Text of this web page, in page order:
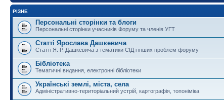
РІЗНЕ
Персональні сторінки та блоги
Персональні сторінки учасників Форуму та членів УГТ
Статті Ярослава Дашкевича
Статті Я. Р. Дашкевича з тематики СІД і інших проблем форуму
Бібліотека
Тематичні видання, електронні бібліотеки
Українські землі, міста, села
Адміністративно-територіальний устрій, картографія, топоніміка